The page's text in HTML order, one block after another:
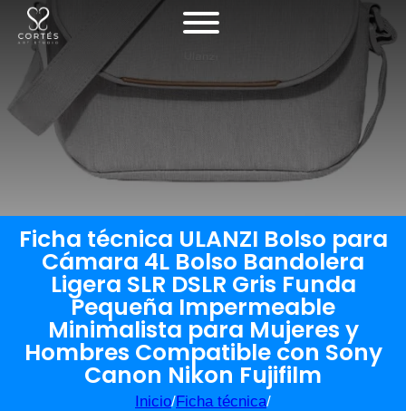
Ficha técnica ULANZI Bolso para
Cámara 4L Bolso Bandolera
Ligera SLR DSLR Gris Funda
Pequeña Impermeable
Minimalista para Mujeres y
Hombres Compatible con Sony
Canon Nikon Fujifilm
Inicio/Ficha técnica/